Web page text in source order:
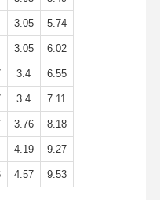
3.05 5.74
3.05 6.02
3.4 6.55
3.4 7.11
3.76 8.18
4.19 9.27
4.57 9.53